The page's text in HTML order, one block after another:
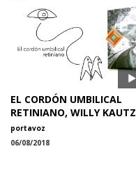
EL CORDÓN UMBILICAL
RETINIANO, WILLY KAUTZ
portavoz
06/08/2018